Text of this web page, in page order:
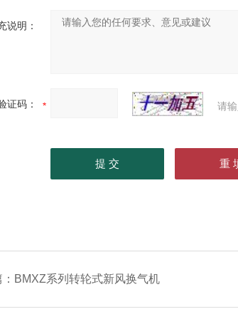
说明：
证码： 请
BMXZ系列转轮式新风换气机